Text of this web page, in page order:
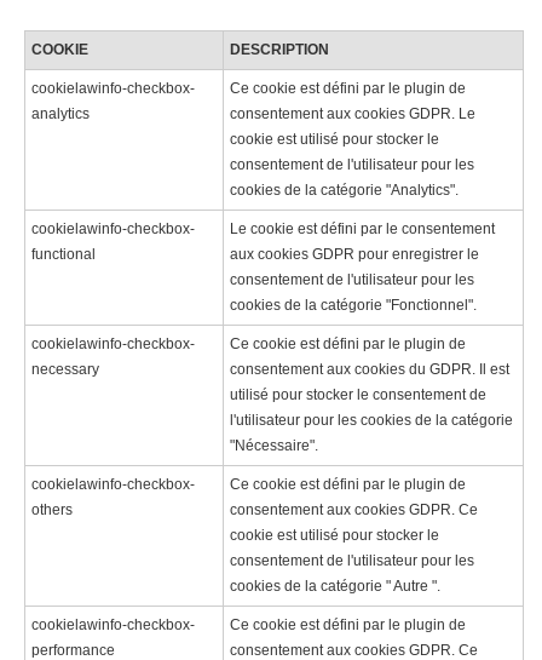
COOKIE DESCRIPTION
cookielawinfo-checkbox-
analytics
Ce cookie est défini par le plugin de
consentement aux cookies GDPR. Le
cookie est utilisé pour stocker le
consentement de l'utilisateur pour les
cookies de la catégorie "Analytics".
cookielawinfo-checkbox-
functional
Le cookie est défini par le consentement
aux cookies GDPR pour enregistrer le
consentement de l'utilisateur pour les
cookies de la catégorie "Fonctionnel".
cookielawinfo-checkbox-
necessary
Ce cookie est défini par le plugin de
consentement aux cookies du GDPR. Il est
utilisé pour stocker le consentement de
l'utilisateur pour les cookies de la catégorie
"Nécessaire".
cookielawinfo-checkbox-
others
Ce cookie est défini par le plugin de
consentement aux cookies GDPR. Ce
cookie est utilisé pour stocker le
consentement de l'utilisateur pour les
cookies de la catégorie " Autre ".
cookielawinfo-checkbox-
performance
Ce cookie est défini par le plugin de
consentement aux cookies GDPR. Ce